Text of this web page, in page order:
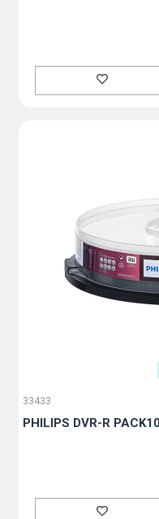
33433
PHILIPS DVR-R